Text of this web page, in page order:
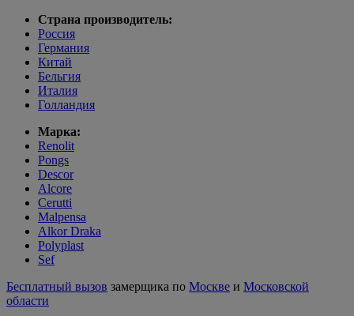
Страна производитель:
Россия
Германия
Китай
Бельгия
Италия
Голландия
Марка:
Renolit
Pongs
Descor
Alcore
Cerutti
Malpensa
Alkor Draka
Polyplast
Sef
Бесплатный вызов замерщика по Москве и Московской
области